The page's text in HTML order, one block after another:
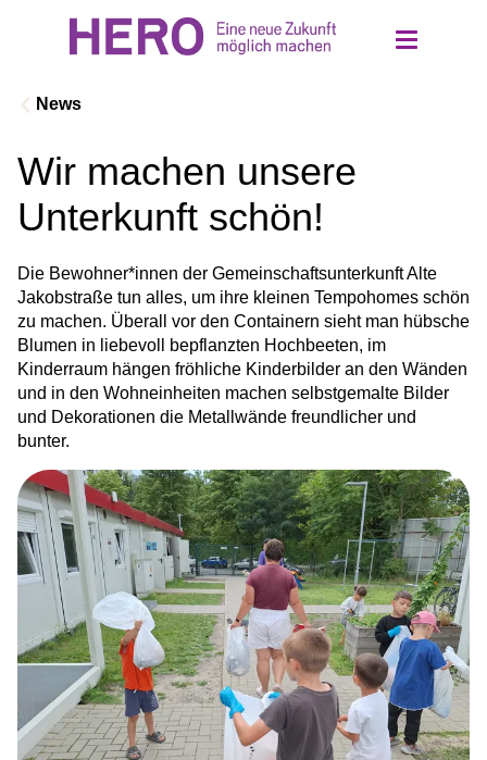
Über uns
Ethik und Werte
Jobs
Kontakt
News
Ankommen in Hessen – sechstes
Bundesland für HERO
Integration trifft ins Netz
Karriere bei HERO
News
Wir machen unsere
Unterkunft schön!
Die Bewohner*innen der Gemeinschaftsunterkunft Alte
Jakobstraße tun alles, um ihre kleinen Tempohomes schön
zu machen. Überall vor den Containern sieht man hübsche
Blumen in liebevoll bepflanzten Hochbeeten, im
Kinderraum hängen fröhliche Kinderbilder an den Wänden
und in den Wohneinheiten machen selbstgemalte Bilder
und Dekorationen die Metallwände freundlicher und
bunter.